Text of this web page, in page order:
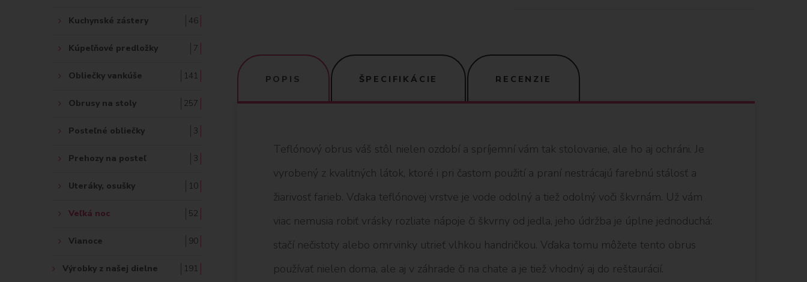
POPIS ŠPECIFIKÁCIE RECENZIE
Teflónový obrus váš stôl nielen ozdobí a spríjemní vám tak stolovanie, ale ho aj ochráni. Je
vyrobený z kvalitných látok, ktoré i pri častom použití a praní nestrácajú farebnú stálosť a
žiarivosť farieb. Vďaka teflónovej vrstve je vode odolný a tiež odolný voči škvrnám. Už vám
viac nemusia robiť vrásky rozliate nápoje či škvrny od jedla, jeho údržba je úplne jednoduchá:
stačí nečistoty alebo omrvinky utrieť vlhkou handričkou. Vďaka tomu môžete tento obrus
používať nielen doma, ale aj v záhrade či na chate a je tiež vhodný aj do reštaurácií.
Kuchynské zástery 46
Kúpeľňové predložky 7
Obliečky vankúše 141
Obrusy na stoly 257
Posteľné obliečky 3
Prehozy na posteľ 3
Uteráky, osušky 10
Veľká noc 52
Vianoce 90
Výrobky z našej dielne 191